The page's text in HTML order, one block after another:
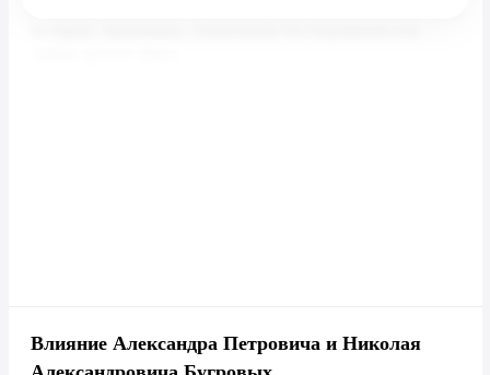
Влияние Александра Петровича и Николая